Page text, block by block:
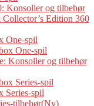
Konsoller og tilbehør
Collector’s Edition 360
One-spil
One-spil
Konsoller og tilbehør
Series-spil
Series-spil
tilbehør(Ny)